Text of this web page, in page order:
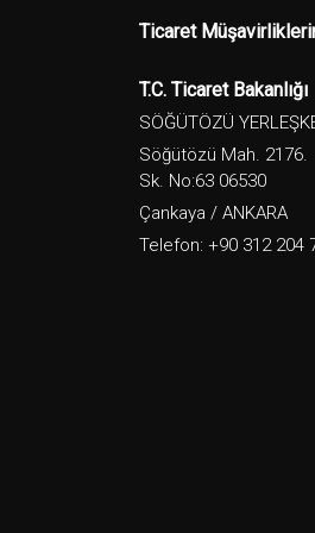
Ticaret
T.C. Ticaret Bakanlığı
SÖĞÜTÖZÜ
Söğütözü Mah. 2176.
Sk. No:63 06530
Çankaya / ANKARA
Telefon: +90 312 204